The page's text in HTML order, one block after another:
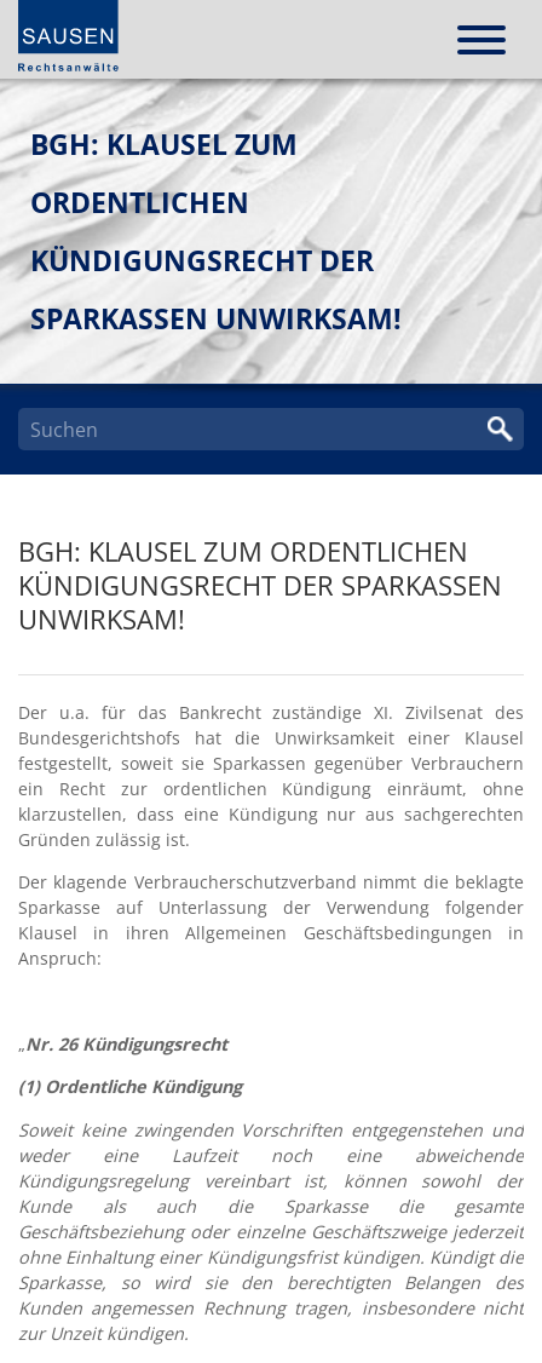
BGH: KLAUSEL ZUM
ORDENTLICHEN
KÜNDIGUNGSRECHT DER
SPARKASSEN UNWIRKSAM!
BGH: KLAUSEL ZUM ORDENTLICHEN
KÜNDIGUNGSRECHT DER SPARKASSEN
UNWIRKSAM!
Der u.a. für das Bankrecht zuständige XI. Zivilsenat des
Bundesgerichtshofs hat die Unwirksamkeit einer Klausel
festgestellt, soweit sie Sparkassen gegenüber Verbrauchern
ein Recht zur ordentlichen Kündigung einräumt, ohne
klarzustellen, dass eine Kündigung nur aus sachgerechten
Gründen zulässig ist.
Der klagende Verbraucherschutzverband nimmt die beklagte
Sparkasse auf Unterlassung der Verwendung folgender
Klausel in ihren Allgemeinen Geschäftsbedingungen in
Anspruch:
„Nr. 26 Kündigungsrecht
(1) Ordentliche Kündigung
Soweit keine zwingenden Vorschriften entgegenstehen und
weder eine Laufzeit noch eine abweichende
Kündigungsregelung vereinbart ist, können sowohl der
Kunde als auch die Sparkasse die gesamte
Geschäftsbeziehung oder einzelne Geschäftszweige jederzeit
ohne Einhaltung einer Kündigungsfrist kündigen. Kündigt die
Sparkasse, so wird sie den berechtigten Belangen des
Kunden angemessen Rechnung tragen, insbesondere nicht
zur Unzeit kündigen.